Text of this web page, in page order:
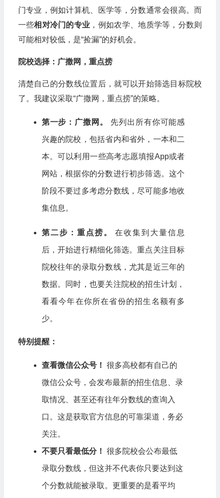
门专业，例如计算机、医学等，分数通常会很高。而
一些相对冷门的专业 ，例如农学、地质学等，分数则
可能相对较低，是“捡漏”的好机会。
院校选择：广撒网，重点捞
清楚自己的分数线位置后，就可以开始筛选目标院校
了。我建议采取“广撒网，重点捞”的策略。
第一步：广撒网。 先列出所有你可能感
兴趣的院校，包括省内和省外，一本和二
本。可以利用一些高考志愿填报App或者
网站，根据你的分数进行初步筛选。这个
阶段不要过多考虑分数线，尽可能多地收
集信息。
第二步：重点捞。 在收集到大量信息
后，开始进行精细化筛选。重点关注目标
院校往年的录取分数线，尤其是近三年的
数据。同时，也要关注院校的招生计划，
看看今年在你所在省份的招生名额有多
少。
特别提醒：
查看微信公众号！ 很多高校都有自己的
微信公众号，会发布最新的招生信息、录
取情况、甚至还有往年分数线的查询入
口。这是获取官方信息的可靠渠道，务必
关注。
不要只看最低分！ 很多院校会公布最低
录取分数线，但这并不代表你只要达到这
个分数就能被录取。更重要的是看平均